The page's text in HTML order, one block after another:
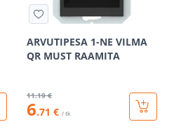
ARVUTIPESA 1-NE VILMA
QR MUST RAAMITA
11.19 €
6.71 € / tk